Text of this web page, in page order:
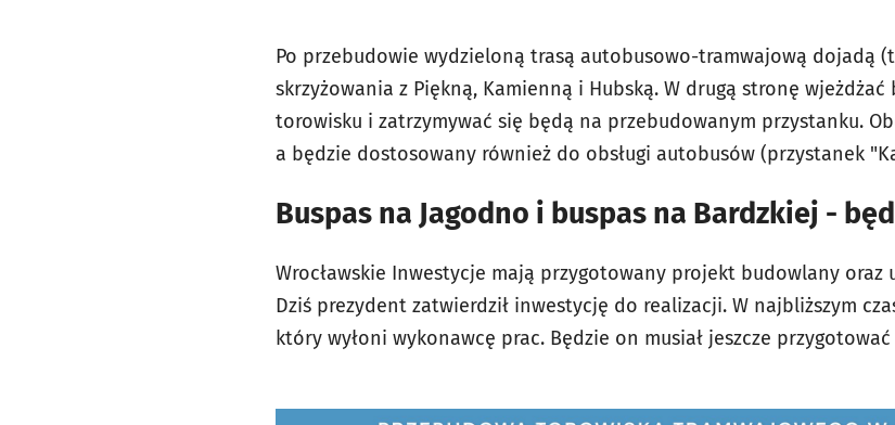
Po przebudowie wydzieloną trasą autobusowo-tramwajową dojadą
skrzyżowania z Piękną, Kamienną i Hubską. W drugą stronę
torowisku i zatrzymywać się będą na przebudowanym przystanku.
a będzie dostosowany również do obsługi autobusów (przystanek
Buspas na Jagodno i buspas na Bardzkiej -
Wrocławskie Inwestycje mają przygotowany projekt budowlany oraz
Dziś prezydent zatwierdził inwestycję do realizacji. W najbliższym
który wyłoni wykonawcę prac. Będzie on musiał jeszcze